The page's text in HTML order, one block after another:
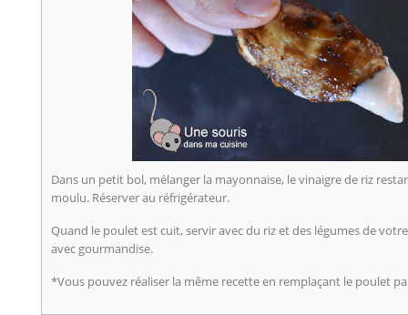
Dans un petit bol, mélanger la mayonnaise, le vinaigre de riz
moulu. Réserver au réfrigérateur.
Quand le poulet est cuit, servir avec du riz et des légumes de
avec gourmandise.
*Vous pouvez réaliser la même recette en remplaçant le poulet